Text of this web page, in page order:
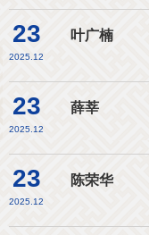
23
2025.12
叶广楠
23
2025.12
薛莘
23
2025.12
陈荣华